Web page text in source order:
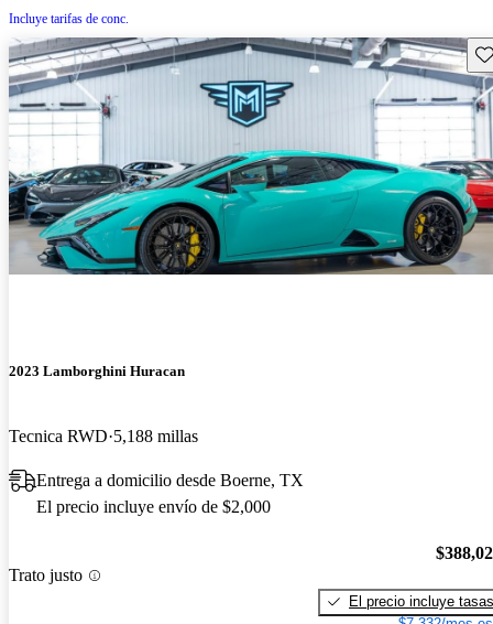
Incluye tarifas de conc.
2023 Lamborghini Huracan
Tecnica RWD 5,188 millas
Entrega a domicilio desde Boerne, TX
El precio incluye envío de $2,000
Trato justo
El precio incluye tasas